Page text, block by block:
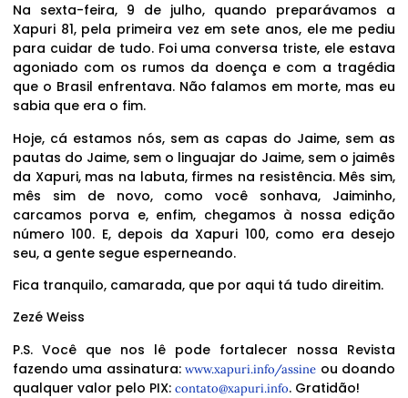
Na sexta-feira, 9 de julho, quando preparávamos a
Xapuri 81, pela primeira vez em sete anos, ele me pediu
para cuidar de tudo. Foi uma conversa triste, ele estava
agoniado com os rumos da doença e com a tragédia
que o Brasil enfrentava. Não falamos em morte, mas eu
sabia que era o fim.
Hoje, cá estamos nós, sem as capas do Jaime, sem as
pautas do Jaime, sem o linguajar do Jaime, sem o jaimês
da Xapuri, mas na labuta, firmes na resistência. Mês sim,
mês sim de novo, como você sonhava, Jaiminho,
carcamos porva e, enfim, chegamos à nossa edição
número 100. E, depois da Xapuri 100, como era desejo
seu, a gente segue esperneando.
Fica tranquilo, camarada, que por aqui tá tudo direitim.
Zezé Weiss
P.S. Você que nos lê pode fortalecer nossa Revista
fazendo uma assinatura:www.xapuri.info/assine ou doando
qualquer valor pelo PIX: contato@xapuri.info. Gratidão!